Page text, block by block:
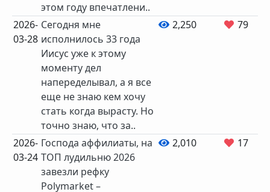
этом году впечатлени..
2026-
03-28
Сегодня мне
исполнилось 33 года
Иисус уже к этому
моменту дел
напеределывал, а я все
еще не знаю кем хочу
стать когда вырасту. Но
точно знаю, что за..
2,250 79
2026-
03-24
Господа аффилиаты, на
ТОП лудильню 2026
завезли рефку
Polymarket –
2,010 17